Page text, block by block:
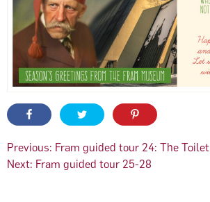
Innleggsnavigasjon
Previous: Fram guided tour 24: The Toilet
Next: Fram guided tour 25-28